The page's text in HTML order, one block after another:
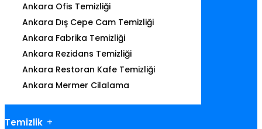
Ankara Ofis Temizliği
Ankara Dış Cepe Cam Temizliği
Ankara Fabrika Temizliği
Ankara Rezidans Temizliği
Ankara Restoran Kafe Temizliği
Ankara Mermer Cilalama
Temizlik